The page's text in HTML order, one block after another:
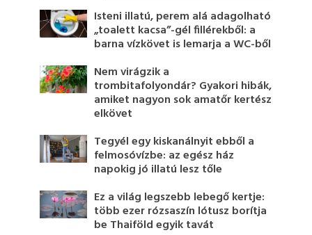
Isteni illatú, perem alá adagolható
„toalett kacsa”-gél fillérekből: a
barna vízkövet is lemarja a WC-ből
Nem virágzik a
trombitafolyondár? Gyakori hibák,
amiket nagyon sok amatőr kertész
elkövet
Tegyél egy kiskanálnyit ebből a
felmosóvízbe: az egész ház
napokig jó illatú lesz tőle
Ez a világ legszebb lebegő kertje:
több ezer rózsaszín lótusz borítja
be Thaiföld egyik tavát